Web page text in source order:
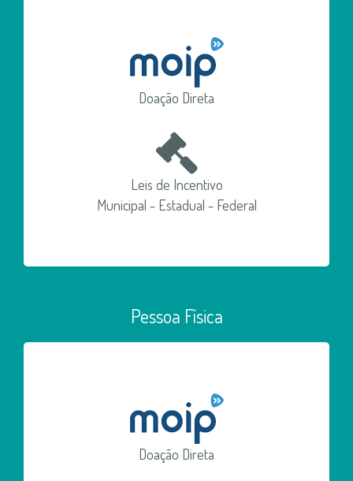
Doação Direta
Leis de Incentivo
Municipal - Estadual - Federal
Pessoa Física
Doação Direta